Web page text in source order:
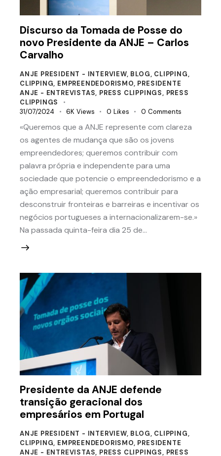
Discurso da Tomada de Posse do
novo Presidente da ANJE – Carlos
Carvalho
ANJE PRESIDENT - INTERVIEW, BLOG, CLIPPING,
CLIPPING, EMPREENDEDORISMO, PRESIDENTE
ANJE - ENTREVISTAS, PRESS CLIPPINGS, PRESS
CLIPPINGS
31/07/2024
6K Views 0 Likes 0 Comments
«Queremos que a ANJE represente com clareza
os agentes de mudança que são os jovens
empreendedores; queremos contribuir com
palavra própria e independente para uma
sociedade que potencie o empreendedorismo e a
ação empresarial; queremos contribuir para
desconstruir fronteiras e barreiras e incentivar os
negócios portugueses a internacionalizarem-se.»
Na passada quinta-feira dia 25 de…
Presidente da ANJE defende
transição geracional dos
empresários em Portugal
ANJE PRESIDENT - INTERVIEW, BLOG, CLIPPING,
CLIPPING, EMPREENDEDORISMO, PRESIDENTE
ANJE - ENTREVISTAS, PRESS CLIPPINGS, PRESS